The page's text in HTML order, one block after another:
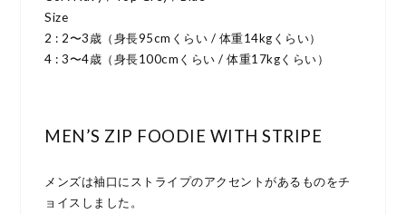
Size
2 : 2〜3歳（身長95cmくらい / 体重14kgくらい）
4 : 3〜4歳（身長100cmくらい / 体重17kgくらい）
MEN’S ZIP FOODIE WITH STRIPE
メンズは袖口にストライプのアクセントがあるものをチ
ョイスしました。